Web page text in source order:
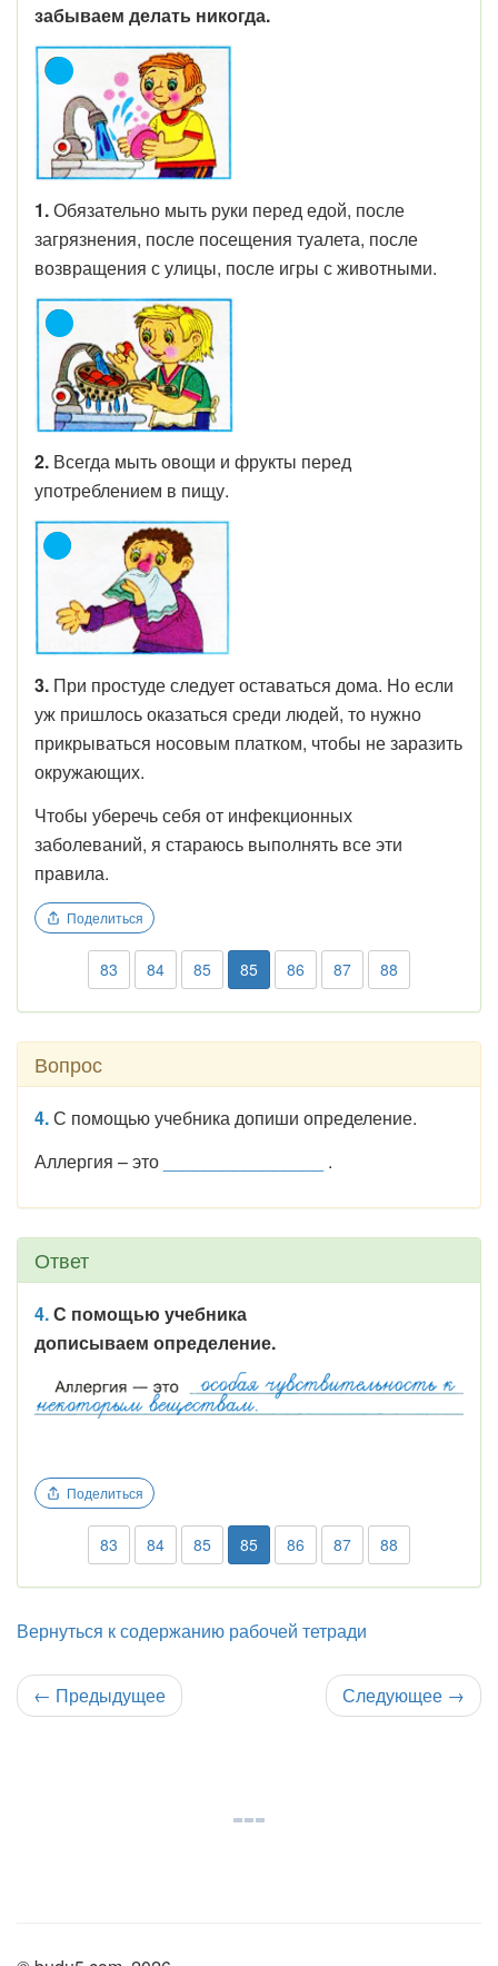
забываем делать никогда.
1.Обязательно мыть руки перед едой, после
загрязнения, после посещения туалета, после
возвращения с улицы, после игры с животными.
2. Всегда мыть овощи и фрукты перед
употреблением в пищу.
3. При простуде следует оставаться дома. Но если
уж пришлось оказаться среди людей, то нужно
прикрываться носовым платком, чтобы не заразить
окружающих.
Чтобы уберечь себя от инфекционных
заболеваний, я стараюсь выполнять все эти
правила.
Поделиться
83 84 85 85 86 87 88
Вопрос
4.С помощью учебника допиши определение.
Аллергия – это
.
Ответ
4.С помощью учебника
дописываем определение.
Поделиться
83 84 85 85 86 87 88
Вернуться к содержанию рабочей тетради
← Предыдущее Следующее →